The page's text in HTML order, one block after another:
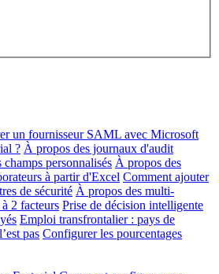
un fournisseur SAML avec Microsoft
? À propos des journaux d'audit
personnalisés À propos des
à partir d'Excel Comment ajouter
de sécurité À propos des multi-
2 facteurs Prise de décision intelligente
Emploi transfrontalier : pays de
pas Configurer les pourcentages